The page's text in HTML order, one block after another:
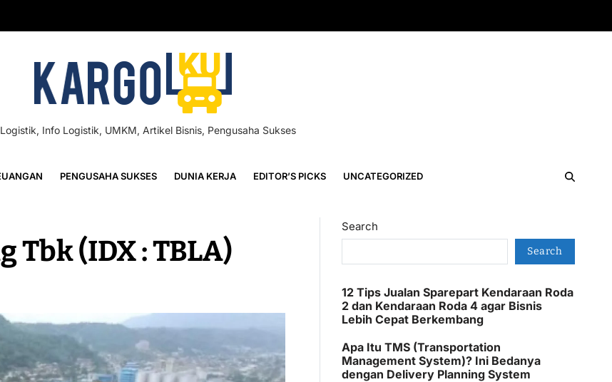
Info Logistik, UMKM, Artikel Bisnis, Pengusaha Sukses
PENGUSAHA SUKSES DUNIA KERJA EDITOR’S PICKS UNCATEGORIZED
Tbk (IDX : TBLA)
Search
Search
12 Tips Jualan Sparepart Kendaraan Roda
2 dan Kendaraan Roda 4 agar Bisnis
Lebih Cepat Berkembang
Apa Itu TMS (Transportation
Management System)? Ini Bedanya
dengan Delivery Planning System